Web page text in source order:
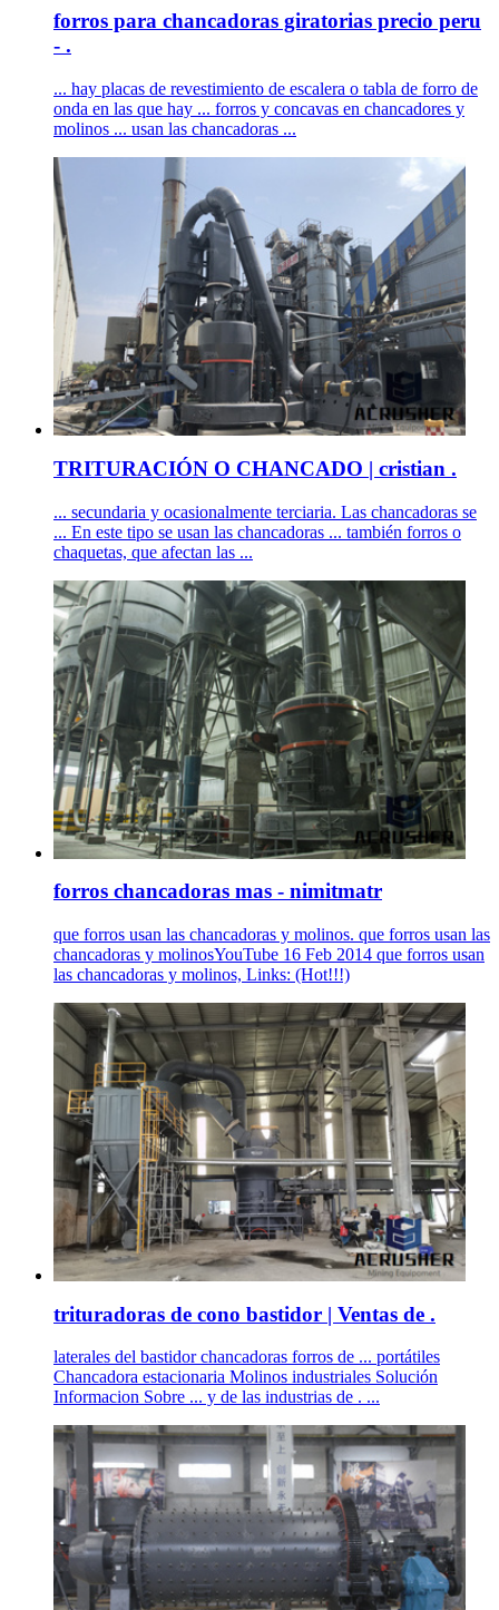
forros para chancadoras giratorias precio peru
- .
... hay placas de revestimiento de escalera o tabla de forro de
onda en las que hay ... forros y concavas en chancadores y
molinos ... usan las chancadoras ...
TRITURACIÓN O CHANCADO | cristian .
... secundaria y ocasionalmente terciaria. Las chancadoras se
... En este tipo se usan las chancadoras ... también forros o
chaquetas, que afectan las ...
forros chancadoras mas - nimitmatr
que forros usan las chancadoras y molinos. que forros usan las
chancadoras y molinosYouTube 16 Feb 2014 que forros usan
las chancadoras y molinos, Links: (Hot!!!)
trituradoras de cono bastidor | Ventas de .
laterales del bastidor chancadoras forros de ... portátiles
Chancadora estacionaria Molinos industriales Solución
Informacion Sobre ... y de las industrias de . ...